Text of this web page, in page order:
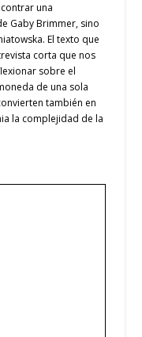
una
Gaby Brimmer, sino
El texto que
corta que nos
sobre el
de una sola
también en
la complejidad de la